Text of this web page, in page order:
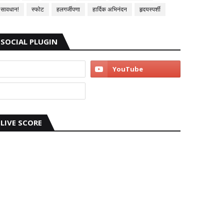
सावधान!
स्फोट हलगर्जीपणा हार्दिक अभिनंदन हृदयस्पर्शी
SOCIAL PLUGIN
LIVE SCORE